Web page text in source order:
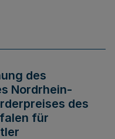
des
Nordrhein-
des
für